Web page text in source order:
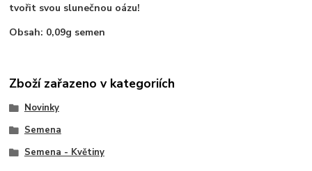
tvořit svou slunečnou oázu!
Obsah: 0,09g semen
Zboží zařazeno v kategoriích
Novinky
Semena
Semena - Květiny